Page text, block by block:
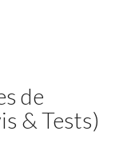
de
& Tests)